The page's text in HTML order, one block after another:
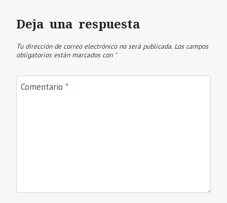
Deja una respuesta
Tu dirección de correo electrónico no será publicada. Los campos
obligatorios están marcados con *
Comentario *